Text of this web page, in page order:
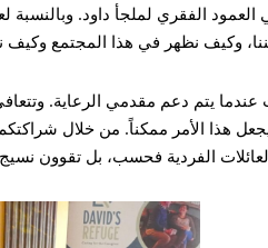
الفقري لملجأ داود. وبالنسبة
وكيف نظهر في هذا المجتمع وكيف
عندما يتم دعم مقدمي الرعاية.
هذا الأمر ممكناً. من خلال
الفردية فحسب، بل تقوون نسيج